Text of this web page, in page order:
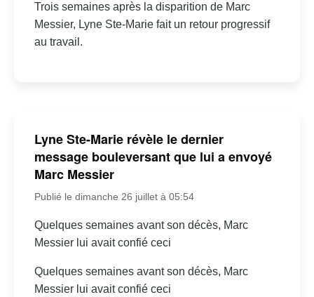
Trois semaines après la disparition de Marc
Messier, Lyne Ste-Marie fait un retour progressif
au travail.
Lyne Ste-Marie révèle le dernier
message bouleversant que lui a envoyé
Marc Messier
Publié le dimanche 26 juillet à 05:54
Quelques semaines avant son décès, Marc
Messier lui avait confié ceci
Quelques semaines avant son décès, Marc
Messier lui avait confié ceci